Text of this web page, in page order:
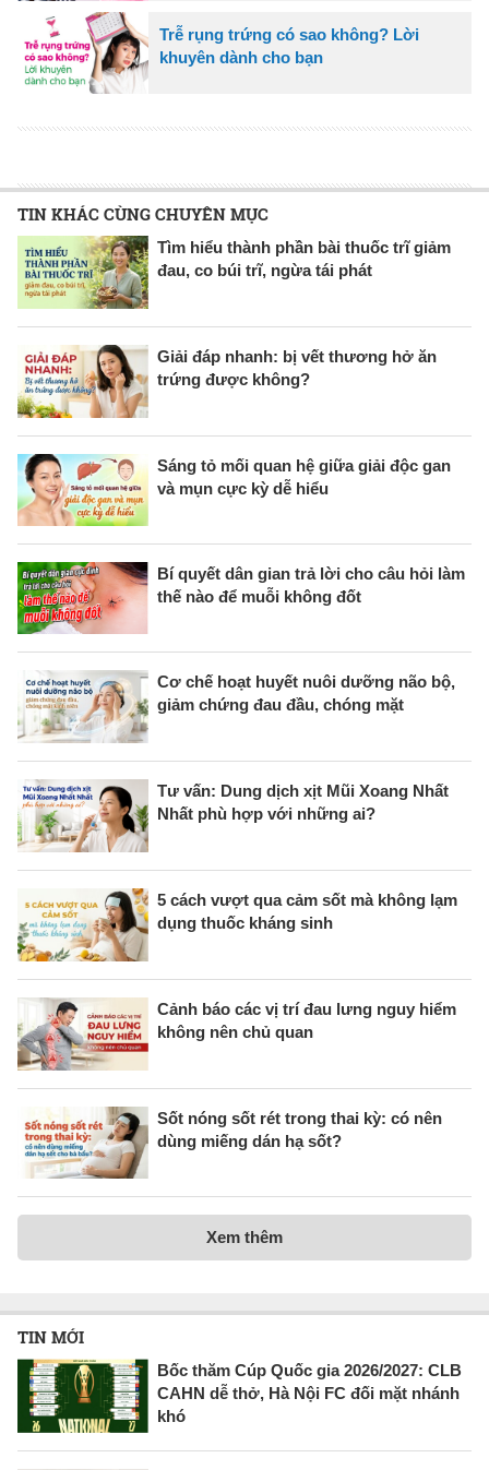
Trễ rụng trứng có sao không? Lời
khuyên dành cho bạn
TIN KHÁC CÙNG CHUYÊN MỤC
Tìm hiểu thành phần bài thuốc trĩ giảm
đau, co búi trĩ, ngừa tái phát
Giải đáp nhanh: bị vết thương hở ăn
trứng được không?
Sáng tỏ mối quan hệ giữa giải độc gan
và mụn cực kỳ dễ hiểu
Bí quyết dân gian trả lời cho câu hỏi làm
thế nào để muỗi không đốt
Cơ chế hoạt huyết nuôi dưỡng não bộ,
giảm chứng đau đầu, chóng mặt
Tư vấn: Dung dịch xịt Mũi Xoang Nhất
Nhất phù hợp với những ai?
5 cách vượt qua cảm sốt mà không lạm
dụng thuốc kháng sinh
Cảnh báo các vị trí đau lưng nguy hiểm
không nên chủ quan
Sốt nóng sốt rét trong thai kỳ: có nên
dùng miếng dán hạ sốt?
Xem thêm
TIN MỚI
Bốc thăm Cúp Quốc gia 2026/2027: CLB
CAHN dễ thở, Hà Nội FC đối mặt nhánh
khó